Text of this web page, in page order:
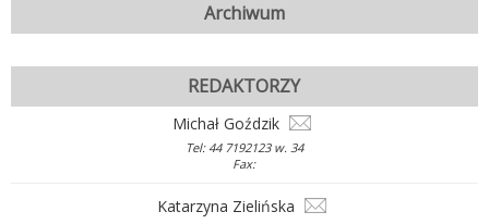
Archiwum
REDAKTORZY
Michał Goździk
Tel: 44 7192123 w. 34
Fax:
Katarzyna Zielińska